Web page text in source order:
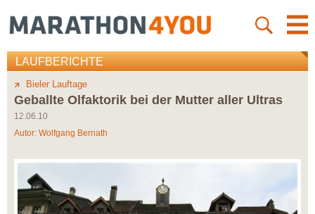
LAUFBERICHTE
Bieler Lauftage
Geballte Olfaktorik bei der Mutter aller Ultras
12.06.10
Autor: Wolfgang Bernath